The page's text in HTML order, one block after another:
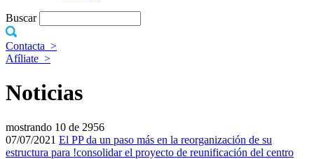
Buscar
Contacta >
Afíliate >
Noticias
mostrando 10 de 2956
07/07/2021 El PP da un paso más en la reorganización de su
estructura para !consolidar el proyecto de reunificación del centro